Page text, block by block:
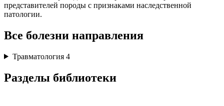
представителей породы с признаками наследственной
патологии.
Все болезни направления
Травматология 4
Разделы библиотеки